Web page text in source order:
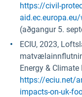
https://civil-
(aðgangur 5.
ECIU, 2023,
Energy &
https://eciu.net/
impacts-on-uk-